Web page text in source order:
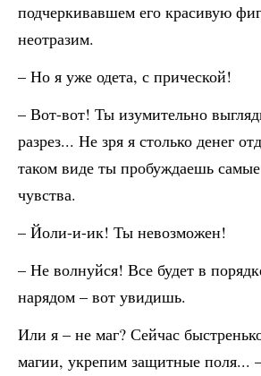
подчеркивавшем его красивую
неотразим.
– Но я уже одета, с прической!
– Вот-вот! Ты изумительно
разрез... Не зря я столько денег
таком виде ты пробуждаешь
чувства.
– Йоли-и-ик! Ты невозможен!
– Не волнуйся! Все будет в
нарядом – вот увидишь.
Или я – не маг? Сейчас
магии, укрепим защитные поля...